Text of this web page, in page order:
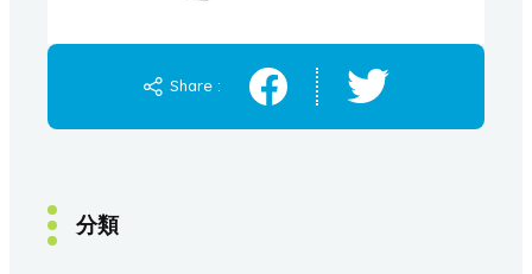
Share :
分類